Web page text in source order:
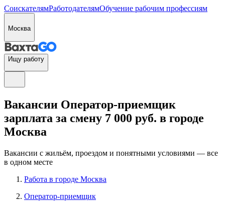
СоискателямРаботодателямОбучение рабочим профессиям
Москва
Ищу работу
Вакансии Оператор-приемщик
зарплата за смену 7 000 руб. в городе
Москва
Вакансии с жильём, проездом и понятными условиями — все
в одном месте
Работа в городе Москва
Оператор-приемщик